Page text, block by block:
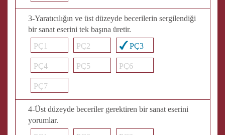
3-Yaratıcılığın ve üst düzeyde becerilerin sergilendiği
bir sanat eserini tek başına üretir.
PÇ1
PÇ2 PÇ3
PÇ4 PÇ5 PÇ6
PÇ7
4-Üst düzeyde beceriler gerektiren bir sanat eserini
yorumlar.